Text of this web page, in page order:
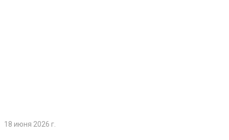
18 июня 2026 г.